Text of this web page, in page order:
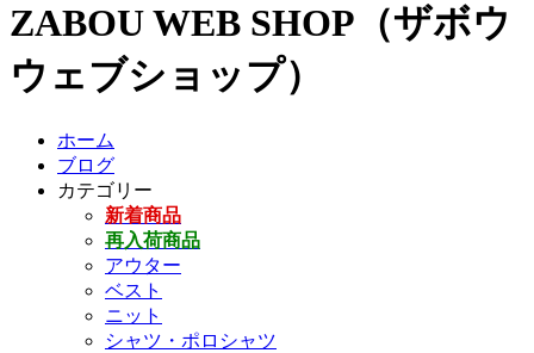
ZABOU WEB SHOP（ザボウ
ウェブショップ）
ホーム
ブログ
カテゴリー
新着商品
再入荷商品
アウター
ベスト
ニット
シャツ・ポロシャツ